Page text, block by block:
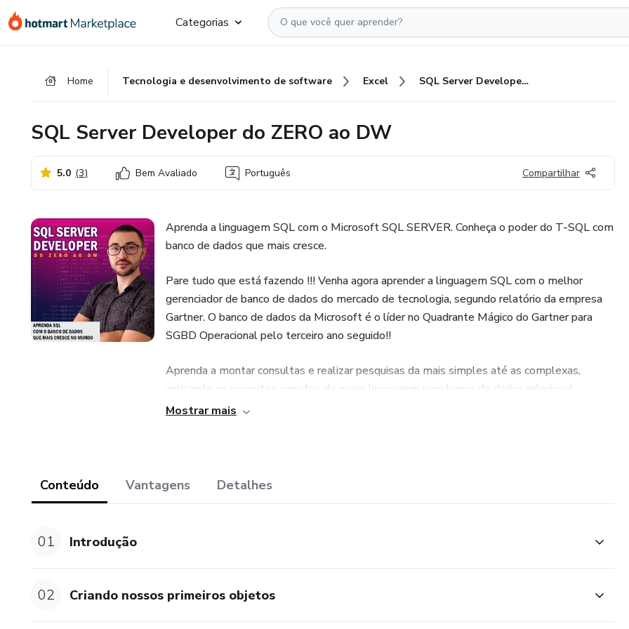
para
para
para
Categorias
Home Tecnologia e desenvolvimento de software Excel SQL Server Developer do ZERO ao DW
SQL Server Developer do ZERO ao DW
5.0 (3) Bem Avaliado Português Compartilhar
Aprenda a linguagem SQL com o Microsoft SQL SERVER. Conheça o poder do T-SQL com
banco de dados que mais cresce.
Pare tudo que está fazendo !!! Venha agora aprender a linguagem SQL com o melhor
gerenciador de banco de dados do mercado de tecnologia, segundo relatório da empresa
Gartner. O banco de dados da Microsoft é o líder no Quadrante Mágico do Gartner para
SGBD Operacional pelo terceiro ano seguido!!
Aprenda a montar consultas e realizar pesquisas da mais simples até as complexas,
aplicando os conceitos corretos da maior linguagem para banco de dados relacional.
mercado de TI e todos utilizam a linguagem SQL para manipulação de dados. Não
conhecer essa linguagem é praticamente ficar fora do mercado de trabalho na área de
Mostrar mais
Conteúdo Vantagens Detalhes
01 Introdução
02 Criando nossos primeiros objetos